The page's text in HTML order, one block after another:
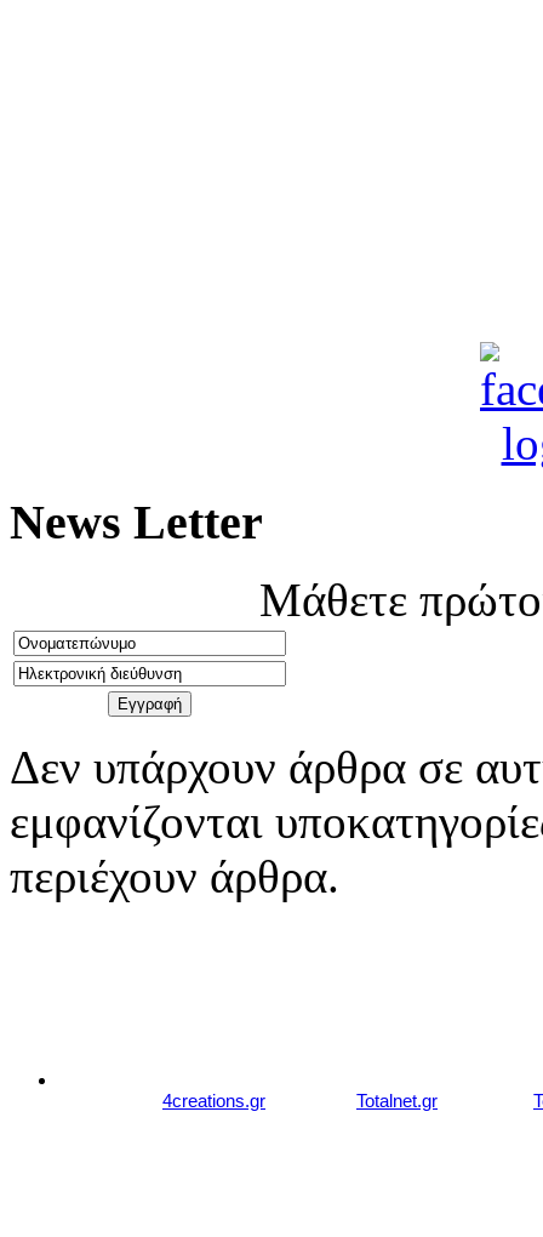
News Letter
Μάθετε
Δεν υπάρχουν άρθρα σε
εμφανίζονται
περιέχουν άρθρα.
4creations.gr Totalnet.gr